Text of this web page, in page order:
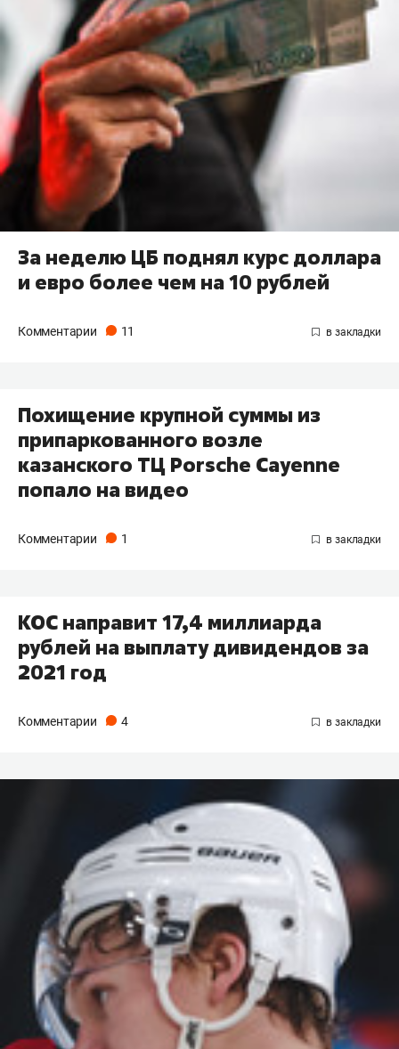
За неделю ЦБ поднял курс доллара
и евро более чем на 10 рублей
Комментарии 11
Похищение крупной суммы из
припаркованного возле
казанского ТЦ Porsche Cayenne
попало на видео
Комментарии 1
КОС направит 17,4 миллиарда
рублей на выплату дивидендов за
2021 год
Комментарии 4